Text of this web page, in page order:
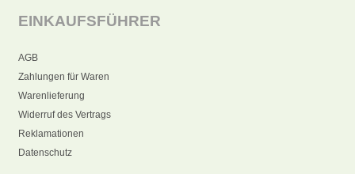
EINKAUFSFÜHRER
AGB
Zahlungen für Waren
Warenlieferung
Widerruf des Vertrags
Reklamationen
Datenschutz